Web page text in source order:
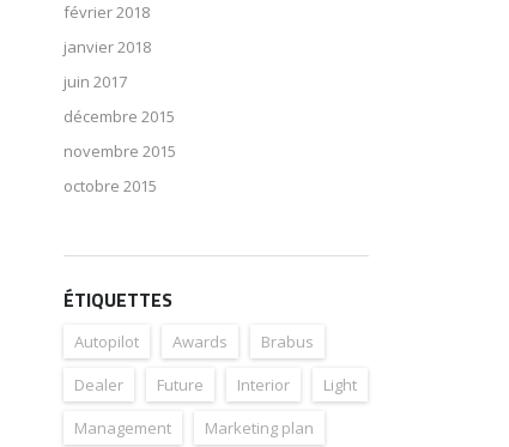
février 2018
janvier 2018
juin 2017
décembre 2015
novembre 2015
octobre 2015
ÉTIQUETTES
Autopilot Awards
Brabus
Dealer
Future Interior
Light
Management
Marketing plan